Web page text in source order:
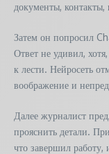
документы,
Затем он попросил
Ответ не удивил,
к лести. Нейросеть
воображение и
Далее журналист
прояснить детали.
что завершил работу,